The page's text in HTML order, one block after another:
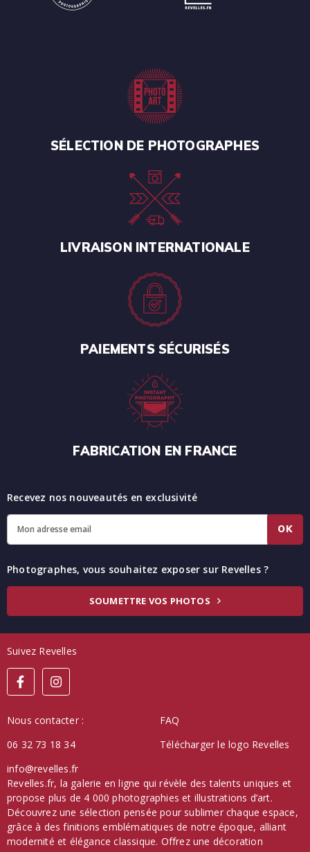
SÉLECTION DE PHOTOGRAPHES
LIVRAISON INTERNATIONALE
PAIEMENTS SÉCURISÉS
FABRICATION EN FRANCE
Recevez nos nouveautés en exclusivité
OK
Photographes, vous souhaitez exposer sur Revelles ?
SOUMETTRE VOS PHOTOS
Suivez Revelles
Nous contacter :
06 32 73 18 34
info@revelles.fr
FAQ
Télécharger le logo Revelles
Revelles.fr, la galerie en ligne qui révèle des talents uniques et
propose plus de 4 000 photographies et illustrations d’art.
Découvrez une sélection pensée pour sublimer chaque espace,
grâce à des finitions emblématiques de notre époque, alliant
modernité et élégance classique. Offrez une décoration